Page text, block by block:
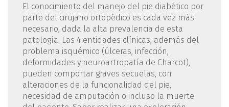
El conocimiento del manejo del pie diabético por
parte del cirujano ortopédico es cada vez más
necesario, dada la alta prevalencia de esta
patología. Las 4 entidades clínicas, además del
problema isquémico (úlceras, infección,
deformidades y neuroartropatía de Charcot),
pueden comportar graves secuelas, con
alteraciones de la funcionalidad del pie,
necesidad de amputación o incluso la muerte